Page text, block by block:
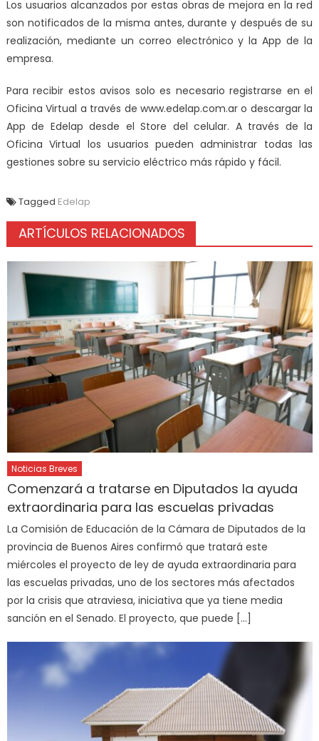
Los usuarios alcanzados por estas obras de mejora en la red
son notificados de la misma antes, durante y después de su
realización, mediante un correo electrónico y la App de la
empresa.
Para recibir estos avisos solo es necesario registrarse en el
Oficina Virtual a través de www.edelap.com.ar o descargar la
App de Edelap desde el Store del celular. A través de la
Oficina Virtual los usuarios pueden administrar todas las
gestiones sobre su servicio eléctrico más rápido y fácil.
Tagged Edelap
ARTÍCULOS RELACIONADOS
Noticias Breves
Comenzará a tratarse en Diputados la ayuda
extraordinaria para las escuelas privadas
La Comisión de Educación de la Cámara de Diputados de la
provincia de Buenos Aires confirmó que tratará este
miércoles el proyecto de ley de ayuda extraordinaria para
las escuelas privadas, uno de los sectores más afectados
por la crisis que atraviesa, iniciativa que ya tiene media
sanción en el Senado. El proyecto, que puede […]